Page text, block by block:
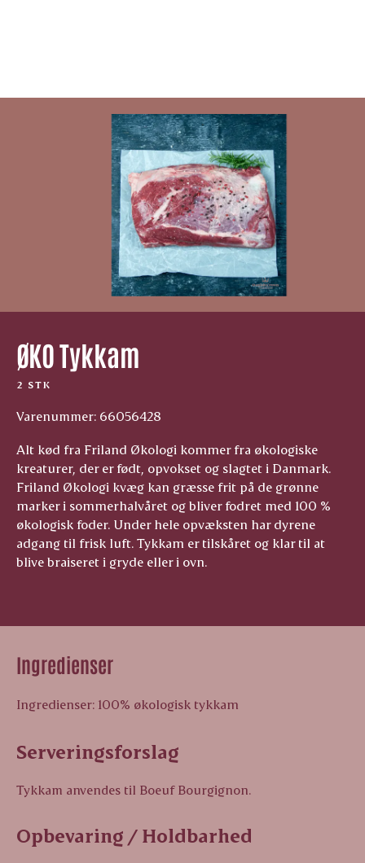
ØKO Tykkam
2 STK
Varenummer: 66056428
Alt kød fra Friland Økologi kommer fra økologiske
kreaturer, der er født, opvokset og slagtet i Danmark.
Friland Økologi kvæg kan græsse frit på de grønne
marker i sommerhalvåret og bliver fodret med 100 %
økologisk foder. Under hele opvæksten har dyrene
adgang til frisk luft. Tykkam er tilskåret og klar til at
blive braiseret i gryde eller i ovn.
Ingredienser
Ingredienser: 100% økologisk tykkam
Serveringsforslag
Tykkam anvendes til Boeuf Bourgignon.
Opbevaring / Holdbarhed